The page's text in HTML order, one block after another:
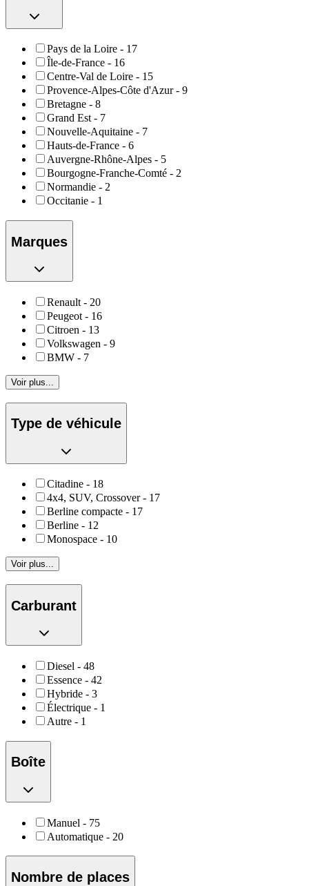
Pays de la Loire - 17
Île-de-France - 16
Centre-Val de Loire - 15
Provence-Alpes-Côte d'Azur - 9
Bretagne - 8
Grand Est - 7
Nouvelle-Aquitaine - 7
Hauts-de-France - 6
Auvergne-Rhône-Alpes - 5
Bourgogne-Franche-Comté - 2
Normandie - 2
Occitanie - 1
Marques
Renault - 20
Peugeot - 16
Citroen - 13
Volkswagen - 9
BMW - 7
Voir plus...
Type de véhicule
Citadine - 18
4x4, SUV, Crossover - 17
Berline compacte - 17
Berline - 12
Monospace - 10
Voir plus...
Carburant
Diesel - 48
Essence - 42
Hybride - 3
Électrique - 1
Autre - 1
Boîte
Manuel - 75
Automatique - 20
Nombre de places